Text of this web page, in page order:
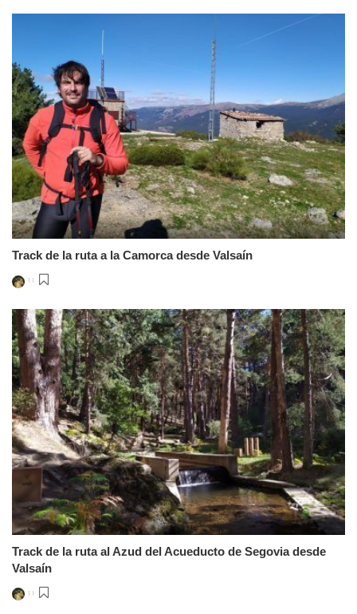
Track de la ruta a la Camorca desde Valsaín
Posted
Track de la ruta al Azud del Acueducto de Segovia desde
Valsaín
Posted